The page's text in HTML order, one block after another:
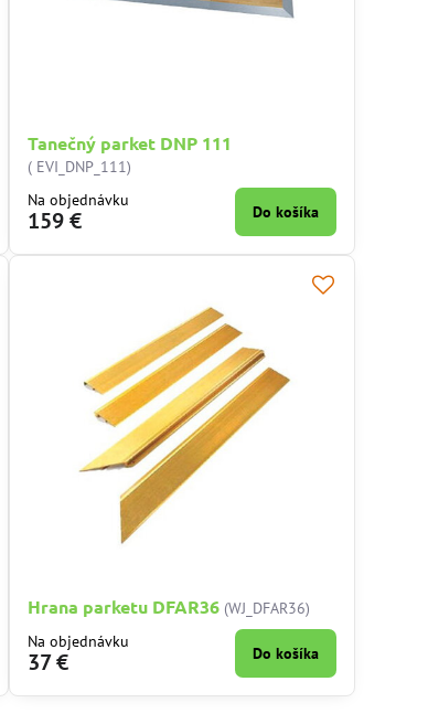
Tanečný parket DNP 111
( EVI_DNP_111)
Na objednávku
159 € Do košíka
Hrana parketu DFAR36 (WJ_DFAR36)
Na objednávku
37 € Do košíka